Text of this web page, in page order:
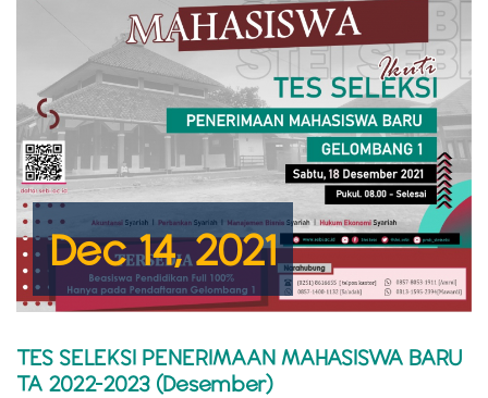
Dec 14, 2021
TES SELEKSI PENERIMAAN MAHASISWA BARU
TA 2022-2023 (Desember)